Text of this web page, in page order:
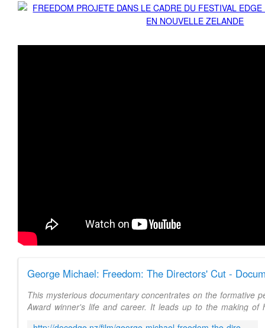
George Michael: Freedom: The Directors' Cut -
This mysterious documentary concentrates on the formative
Award winner's life and career. It leads up to the making of